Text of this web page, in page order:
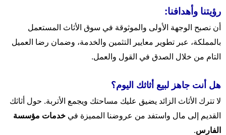
رؤيتنا وأهدافنا:
أن نصبح الوجهة الأولى والموثوقة في سوق الأثاث المستعمل
بالمملكة، عبر تطوير معايير التثمين والخدمة، وضمان رضا العميل
التام من خلال الصدق في القول والعمل.
هل أنت جاهز لبيع أثاثك اليوم؟
لا تترك الأثاث الزائد يضيق عليك مساحتك ويجمع الأتربة. حول أثاثك
القديم إلى مال واستفد من عروضنا المميزة في خدمات مؤسسة
الفارس.